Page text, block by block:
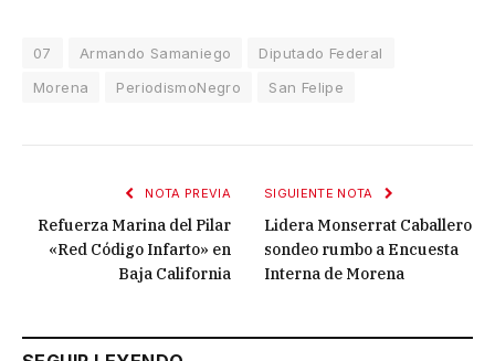
07 Armando Samaniego
Diputado Federal
Morena
PeriodismoNegro San Felipe
NOTA PREVIA
Refuerza Marina del Pilar
«Red Código Infarto» en
Baja California
SIGUIENTE NOTA
Lidera Monserrat Caballero
sondeo rumbo a Encuesta
Interna de Morena